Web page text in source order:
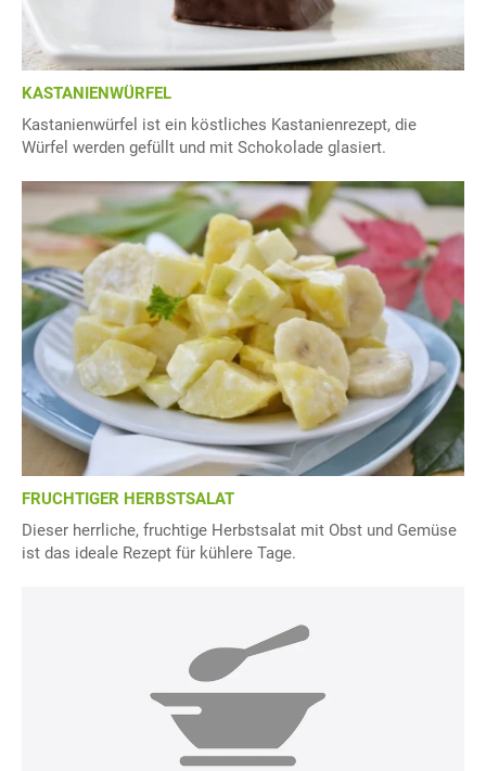
KASTANIENWÜRFEL
Kastanienwürfel ist ein köstliches Kastanienrezept, die
Würfel werden gefüllt und mit Schokolade glasiert.
FRUCHTIGER HERBSTSALAT
Dieser herrliche, fruchtige Herbstsalat mit Obst und Gemüse
ist das ideale Rezept für kühlere Tage.